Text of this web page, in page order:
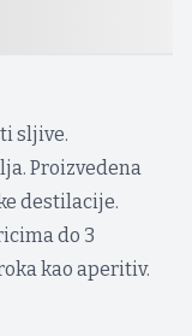
sljive.
Proizvedena
destilacije.
do 3
kao aperitiv.